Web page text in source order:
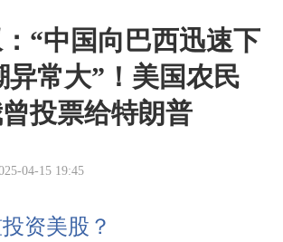
“中国向巴西迅速下
异常大”！美国农民
投票给特朗普
04-15 19:45
资美股？